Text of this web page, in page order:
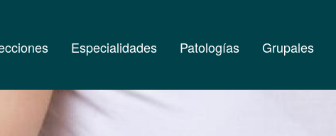
Especialidades Patologías Grupales